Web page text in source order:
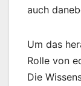
auch
Um das
Rolle von
Die